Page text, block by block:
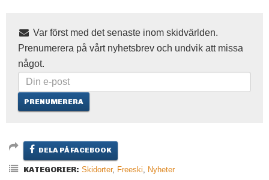
Var först med det senaste inom skidvärlden.
Prenumerera på vårt nyhetsbrev och undvik att missa
något.
DELA PÅ FACEBOOK
KATEGORIER: Skidorter, Freeski, Nyheter